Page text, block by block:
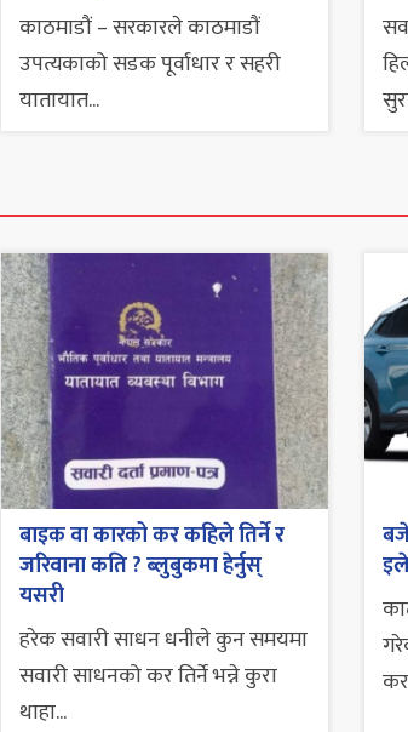
काठमाडौं – सरकारले काठमाडौं
उपत्यकाको सडक पूर्वाधार र सहरी
यातायात...
बाइक वा कारको कर कहिले तिर्ने र
जरिवाना कति ? ब्लुबुकमा हेर्नुस्
यसरी
हरेक सवारी साधन धनीले कुन समयमा
सवारी साधनको कर तिर्ने भन्ने कुरा
थाहा...